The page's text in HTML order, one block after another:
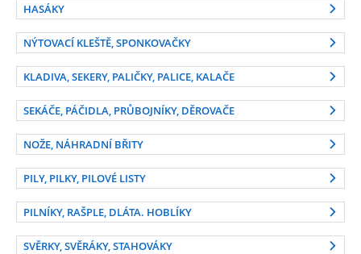
HASÁKY
NÝTOVACÍ KLEŠTĚ, SPONKOVAČKY
KLADIVA, SEKERY, PALIČKY, PALICE, KALAČE
SEKÁČE, PÁČIDLA, PRŮBOJNÍKY, DĚROVAČE
NOŽE, NÁHRADNÍ BŘITY
PILY, PILKY, PILOVÉ LISTY
PILNÍKY, RAŠPLE, DLÁTA. HOBLÍKY
SVĚRKY, SVĚRÁKY, STAHOVÁKY